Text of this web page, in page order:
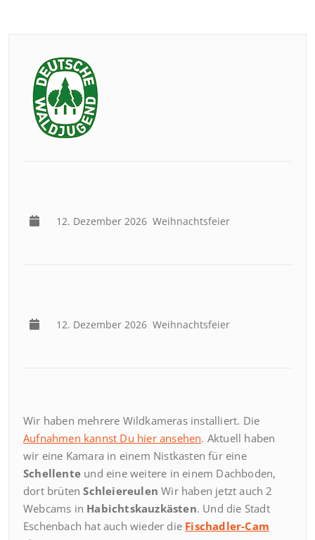
12. Dezember 2026 Weihnachtsfeier
12. Dezember 2026 Weihnachtsfeier
Wir haben mehrere Wildkameras installiert. Die
Aufnahmen kannst Du hier ansehen. Aktuell haben
wir eine Kamara in einem Nistkasten für eine
Schellente und eine weitere in einem Dachboden,
dort brütenSchleiereulen Wir haben jetzt auch 2
Webcams in Habichtskauzkästen. Und die Stadt
Eschenbach hat auch wieder die Fischadler-Cam